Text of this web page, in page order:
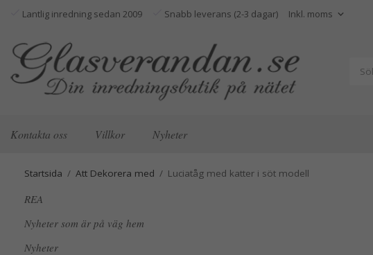
Lantlig inredning sedan 2009 Snabb leverans (2-3 dagar)
Kontakta oss Villkor Nyheter
Startsida / Att Dekorera med / Luciatåg med katter i söt modell
REA
Nyheter som är på väg hem
Nyheter